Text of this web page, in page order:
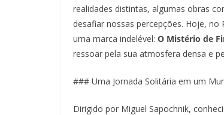
realidades distintas, algumas obras
desafiar nossas percepções. Hoje,
uma marca indelével: O Mistério de
ressoar pela sua atmosfera densa e
### Uma Jornada Solitária em um
Dirigido por Miguel Sapochnik,